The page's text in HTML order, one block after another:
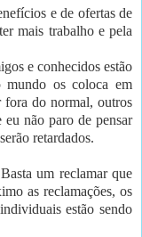
e de ofertas de
mais trabalho e pela
e conhecidos estão
mundo os coloca em
fora do normal, outros
não paro de pensar
retardados.
um reclamar que
as reclamações, os
estão sendo